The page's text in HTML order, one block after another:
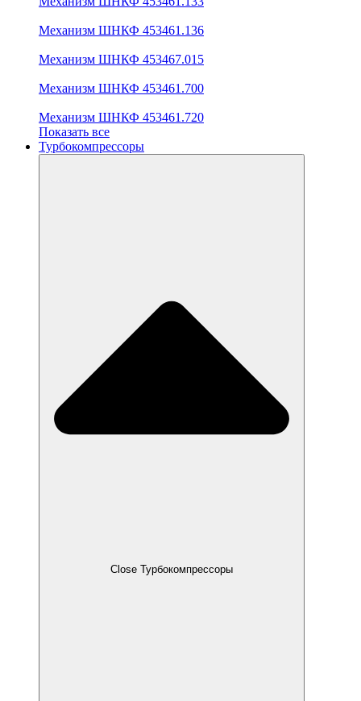
Механизм ШНКФ 453461.136
Механизм ШНКФ 453467.015
Механизм ШНКФ 453461.700
Механизм ШНКФ 453461.720
Показать все
Турбокомпрессоры
Close Турбокомпрессоры